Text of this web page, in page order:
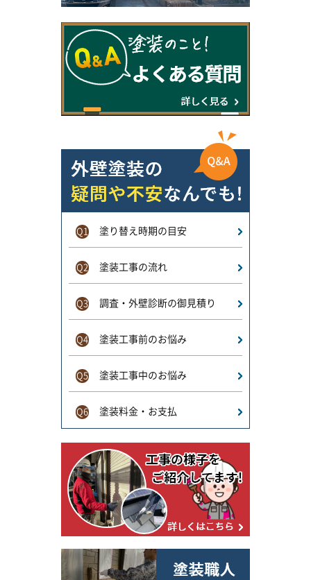
Q1 塗り替え時期の目安
Q2 塗装工事の流れ
Q3 調査・外壁診断の御見積り
Q4 塗装工事前のお悩み
Q5 塗装工事中のお悩み
Q6 塗装料金・お支払